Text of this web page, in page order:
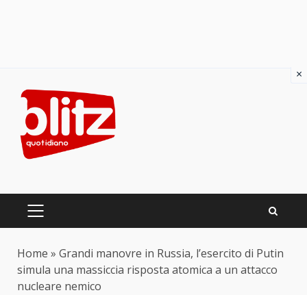
content
PRIMARY
Home » Grandi manovre in Russia, l’esercito di Putin
simula una massiccia risposta atomica a un attacco
nucleare nemico
×